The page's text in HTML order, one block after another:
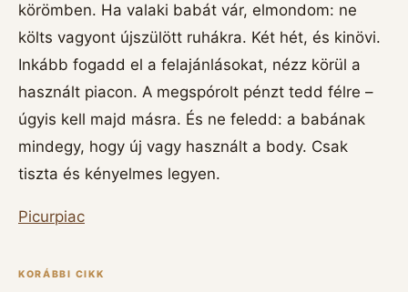
körömben. Ha valaki babát vár, elmondom: ne
költs vagyont újszülött ruhákra. Két hét, és kinövi.
Inkább fogadd el a felajánlásokat, nézz körül a
használt piacon. A megspórolt pénzt tedd félre –
úgyis kell majd másra. És ne feledd: a babának
mindegy, hogy új vagy használt a body. Csak
tiszta és kényelmes legyen.
Picurpiac
KORÁBBI CIKK